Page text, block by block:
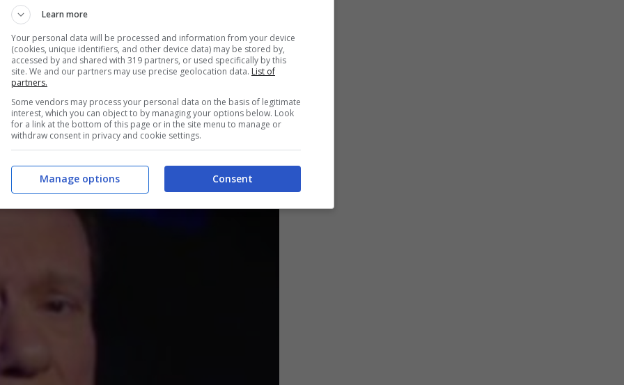
Learn more
Your personal data will be processed and information from your device
(cookies, unique identifiers, and other device data) may be stored by,
accessed by and shared with 319 partners, or used specifically by this
site. We and our partners may use precise geolocation data. List of
partners.
Some vendors may process your personal data on the basis of legitimate
interest, which you can object to by managing your options below. Look
for a link at the bottom of this page or in the site menu to manage or
withdraw consent in privacy and cookie settings.
Consent
Manage options